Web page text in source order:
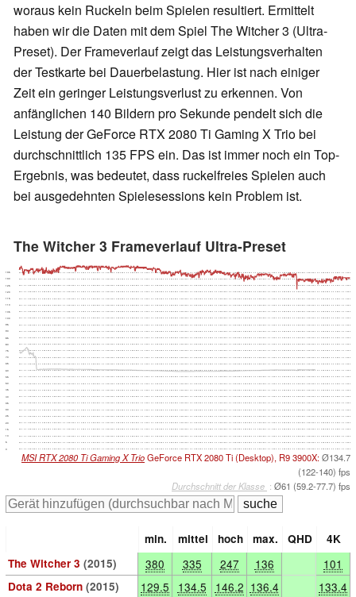
woraus kein Ruckeln beim Spielen resultiert. Ermittelt
haben wir die Daten mit dem Spiel The Witcher 3 (Ultra-
Preset). Der Frameverlauf zeigt das Leistungsverhalten
der Testkarte bei Dauerbelastung. Hier ist nach einiger
Zeit ein geringer Leistungsverlust zu erkennen. Von
anfänglichen 140 Bildern pro Sekunde pendelt sich die
Leistung der GeForce RTX 2080 Ti Gaming X Trio bei
durchschnittlich 135 FPS ein. Das ist immer noch ein Top-
Ergebnis, was bedeutet, dass ruckelfreies Spielen auch
bei ausgedehnten Spielesessions kein Problem ist.
The Witcher 3 Frameverlauf Ultra-Preset
0
5
10
15
20
25
30
35
40
45
50
55
60
65
70
75
80
85
90
95
100
105
110
115
120
125
130
135
MSI RTX 2080 Ti Gaming X TrioGeForce RTX 2080 Ti (Desktop), R9 3900X:Ø134.7
(122-140) fps
Durchschnitt der Klasse : Ø61 (59.2-77.7) fps
min. mittel hoch max. QHD
4K
The Witcher 3 (2015) 380 335 247 136 101
Dota 2 Reborn (2015) 129.5 134.5 146.2 136.4 133.4